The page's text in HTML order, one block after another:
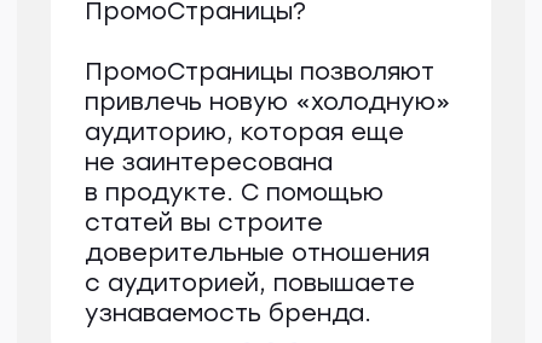
Вопрос, чем кормить кошку:
самостоятельно или
покупать готовый корм,
неизбежно возникает перед
каждым хозяином. В статье
расскажем о плюсах
и минусах каждого типа
питания. А также узнаем
у эксперта, зооработника
Аллы Ветрьяновой, как
обеспечить питомцу
полноценный здоровый
рацион.